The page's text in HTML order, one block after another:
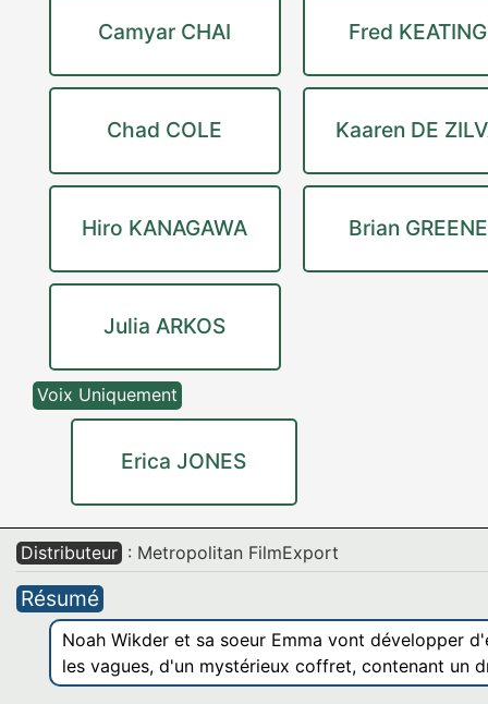
Camyar CHAI Fred KEATING
Chad COLE Kaaren DE
Hiro KANAGAWA Brian GREENE
Julia ARKOS
Voix Uniquement
Erica JONES
Distributeur : Metropolitan FilmExport
Résumé
Noah Wikder et sa soeur Emma vont développer
les vagues, d'un mystérieux coffret, contenant un